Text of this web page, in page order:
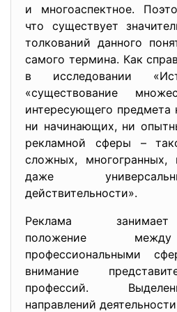
и многоаспектное.
что существует
толкований данного
самого термина. Как
в исследовании
«существование
интересующего
ни начинающих, ни
рекламной сферы –
сложных,
даже
действительности».
Реклама
положение
профессиональными
внимание
профессий.
направлений